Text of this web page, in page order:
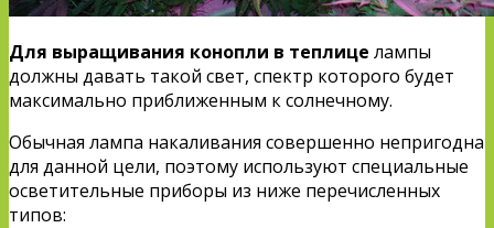
Для выращивания конопли в теплице лампы
должны давать такой свет, спектр которого будет
максимально приближенным к солнечному.
Обычная лампа накаливания совершенно непригодна
для данной цели, поэтому используют специальные
осветительные приборы из ниже перечисленных
типов: